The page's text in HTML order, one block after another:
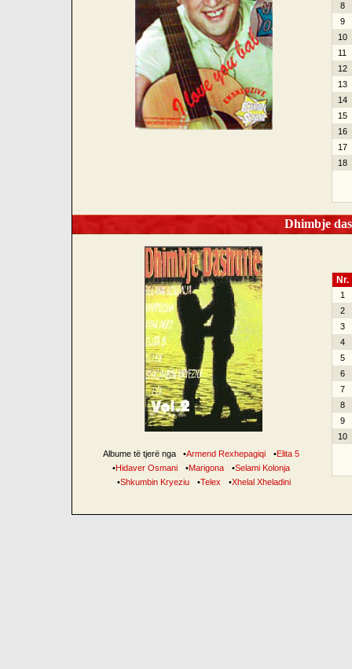
8
9
10
11
12
13
14
15
16
17
18
Dhimbje
Albume të tjerë nga •Armend Rexhepagiqi •Elita 5
•Hidaver Osmani •Marigona •Selami Kolonja
•Shkumbin Kryeziu •Telex •Xhelal Xheladini
Nr.
1
2
3
4
5
6
7
8
9
10